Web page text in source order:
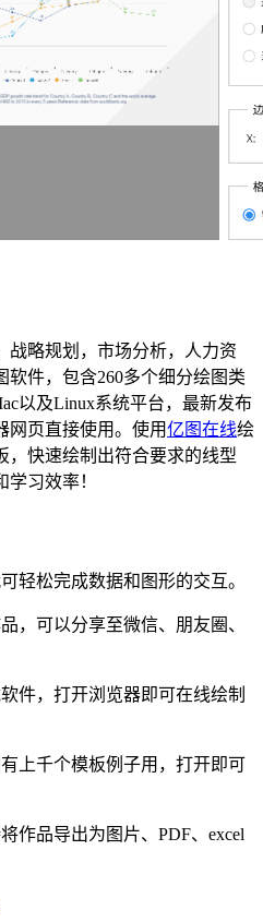
战略规划，市场分析，人力资
件，包含260多个细分绘图类
以及Linux系统平台，最新发布
网页直接使用。使用亿图在线绘
，快速绘制出符合要求的线型
习效率！
轻松完成数据和图形的交互。
，可以分享至微信、朋友圈、
件，打开浏览器即可在线绘制
上千个模板例子用，打开即可
作品导出为图片、PDF、excel